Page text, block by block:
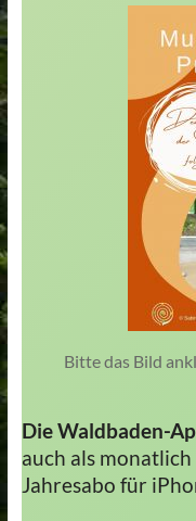
Bitte das Bild
Die Waldbaden-
auch als
Jahresabo für